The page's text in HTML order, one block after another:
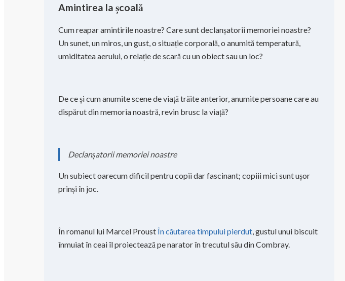
Amintirea la școală
Cum reapar amintirile noastre? Care sunt declanșatorii memoriei noastre?
Un sunet, un miros, un gust, o situație corporală, o anumită temperatură,
umiditatea aerului, o relație de scară cu un obiect sau un loc?
De ce și cum anumite scene de viață trăite anterior, anumite persoane care au
dispărut din memoria noastră, revin brusc la viață?
Declanșatorii memoriei noastre
Un subiect oarecum dificil pentru copii dar fascinant; copiii mici sunt ușor
prinși în joc.
În romanul lui Marcel ProustÎn căutarea timpului pierdut , gustul unui biscuit
înmuiat în ceai îl proiectează pe narator în trecutul său din Combray.